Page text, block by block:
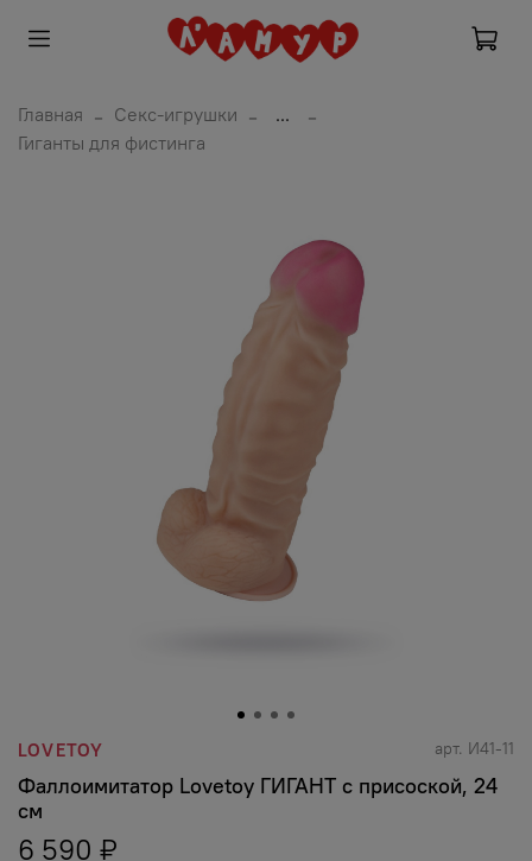
Главная Секс-игрушки
...
Гиганты для фистинга
LOVETOY арт. И41-11
Фаллоимитатор Lovеtoy ГИГАНТ с присоской, 24
см
6 590 ₽